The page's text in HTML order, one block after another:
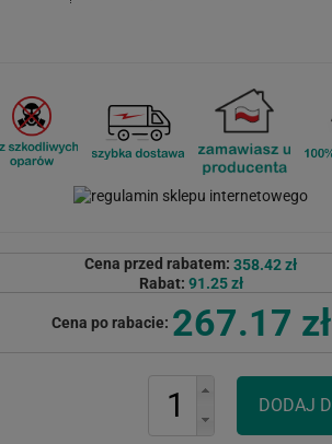
Cena przed rabatem: 358.42 zł
Rabat: 91.25 zł
Cena po rabacie: 267.17 zł